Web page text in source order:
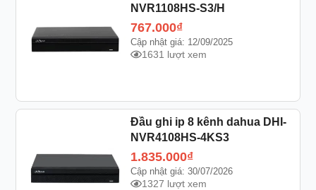
NVR1108HS-S3/H
767.000₫
Cập nhật giá: 12/09/2025
1631 lượt xem
Đầu ghi ip 8 kênh dahua DHI-
NVR4108HS-4KS3
1.835.000₫
Cập nhật giá: 30/07/2026
1327 lượt xem